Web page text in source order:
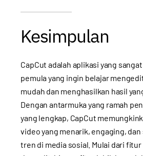
Kesimpulan
CapCut adalah aplikasi yang
pemula yang ingin belajar
mudah dan menghasilkan hasil
Dengan antarmuka yang ramah
yang lengkap, CapCut
video yang menarik, engaging,
tren di media sosial. Mulai dari